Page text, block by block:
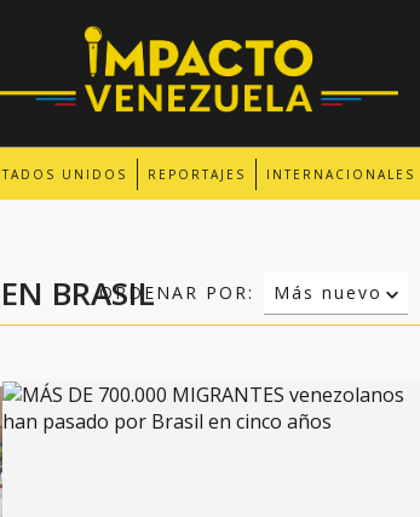
UNIDOS REPORTAJES INTERNACIONALES
BRASILORDENAR POR:
Más nuevo
Relevancia